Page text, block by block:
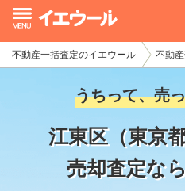
不動産一括査定のイエウール 不動
うちって、売
江東区（東京
売却査定な
イエウール加盟希望の不動産
初めての方へ
不動産売却の流れ
不動産の売却・一括査定